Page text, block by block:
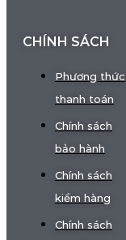
CHÍNH SÁCH
Phương thức
thanh toán
Chính sách
bảo hành
Chính sách
kiểm hàng
Chính sách